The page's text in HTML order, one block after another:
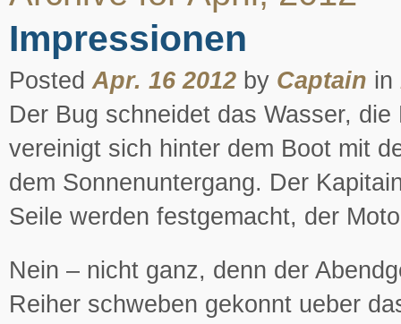
Impressionen
PostedApr. 16 2012 by Captain in
Der Bug schneidet das Wasser,
vereinigt sich hinter dem Boot mit
dem Sonnenuntergang. Der
Seile werden festgemacht, der
Nein – nicht ganz, denn der
Reiher schweben gekonnt ueber